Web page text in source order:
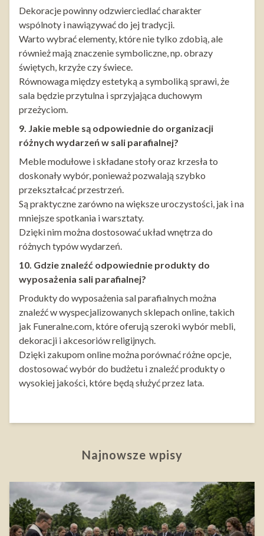
Dekoracje powinny odzwierciedlać charakter
wspólnoty i nawiązywać do jej tradycji.
Warto wybrać elementy, które nie tylko zdobią, ale
również mają znaczenie symboliczne, np. obrazy
świętych, krzyże czy świece.
Równowaga między estetyką a symboliką sprawi, że
sala będzie przytulna i sprzyjająca duchowym
przeżyciom.
9. Jakie meble są odpowiednie do organizacji
różnych wydarzeń w sali parafialnej?
Meble modułowe i składane stoły oraz krzesła to
doskonały wybór, ponieważ pozwalają szybko
przekształcać przestrzeń.
Są praktyczne zarówno na większe uroczystości, jak i na
mniejsze spotkania i warsztaty.
Dzięki nim można dostosować układ wnętrza do
różnych typów wydarzeń.
10. Gdzie znaleźć odpowiednie produkty do
wyposażenia sali parafialnej?
Produkty do wyposażenia sal parafialnych można
znaleźć w wyspecjalizowanych sklepach online, takich
jak Funeralne.com, które oferują szeroki wybór mebli,
dekoracji i akcesoriów religijnych.
Dzięki zakupom online można porównać różne opcje,
dostosować wybór do budżetu i znaleźć produkty o
wysokiej jakości, które będą służyć przez lata.
Najnowsze wpisy